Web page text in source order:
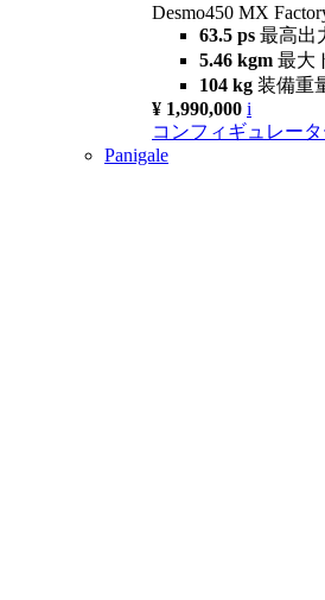
Desmo450 MX
63.5 ps 最高出
5.46 kgm 最大
104 kg 装備重
¥ 1,990,000 i
コンフィギュレー
Panigale